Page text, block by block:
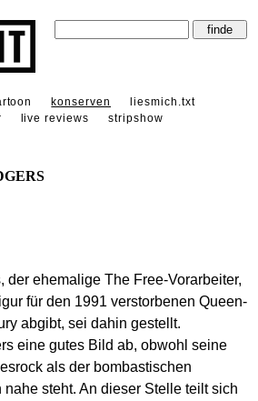
konserven
liesmich.txt
live reviews
stripshow
der ehemalige The Free-Vorarbeiter,
für den 1991 verstorbenen Queen-
abgibt, sei dahin gestellt.
eine gutes Bild ab, obwohl seine
als der bombastischen
steht. An dieser Stelle teilt sich